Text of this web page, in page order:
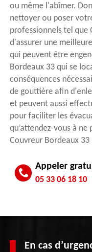
ou même l'abîmer.
nettoyer ou poser
professionnels tel que
d'assurer une
qui peuvent être
Bordeaux 33 qui se
conséquences
de gouttière afin
et peuvent aussi
pour faciliter les
qu’attendez-vous à
Couvreur Bordeaux
Appeler
05 33 06 18 10
En cas